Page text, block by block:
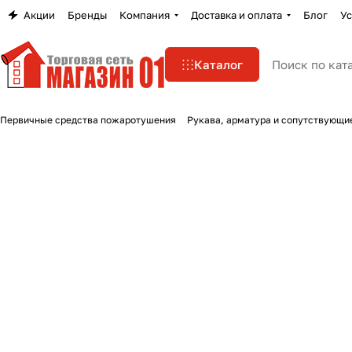
Акции Бренды Компания Доставка и оплата Блог
Каталог
Первичные средства пожаротушения Рукава, арматура и